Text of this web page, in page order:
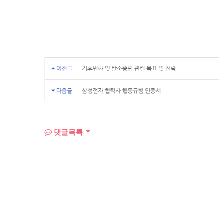
이전글 기후변화 및 탄소중립 관련 목표 및 전략
다음글 삼성전자 협력사 행동규범 인증서
댓글목록